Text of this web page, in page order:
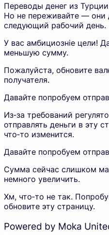
an
account
and
proceed
in
a
new
tab.
Переводы денег из
Но не переживайте — они
следующий рабочий день.
У вас амбициозніе цели!
меньшую сумму.
Пожалуйста, обновите
получателя.
Давайте попробуем
Из‑за требований
отправлять деньги в эту
что‑то изменится.
Давайте попробуем
Сумма сейчас слишком
немного увеличить.
Хм, что‑то не так.
обновите эту страницу.
Powered by Moka